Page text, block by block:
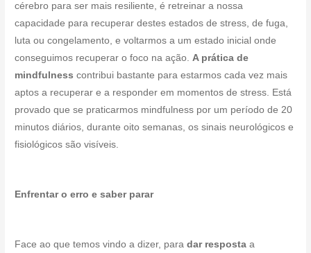
cérebro para ser mais resiliente, é retreinar a nossa
capacidade para recuperar destes estados de stress, de fuga,
luta ou congelamento, e voltarmos a um estado inicial onde
conseguimos recuperar o foco na ação.A prática de
mindfulnesscontribui bastante para estarmos cada vez mais
aptos a recuperar e a responder em momentos de stress. Está
provado que se praticarmos mindfulness por um período de 20
minutos diários, durante oito semanas, os sinais neurológicos e
fisiológicos são visíveis.
Enfrentar o erro e saber parar
Face ao que temos vindo a dizer, paradar resposta a